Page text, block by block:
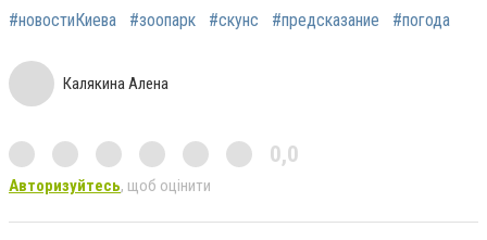
#новостиКиева
#зоопарк #скунс #предсказание #погода
Калякина Алена
0,0
Авторизуйтесь, щоб оцінити